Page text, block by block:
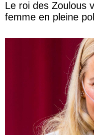
Le roi des Zoulous
femme en pleine